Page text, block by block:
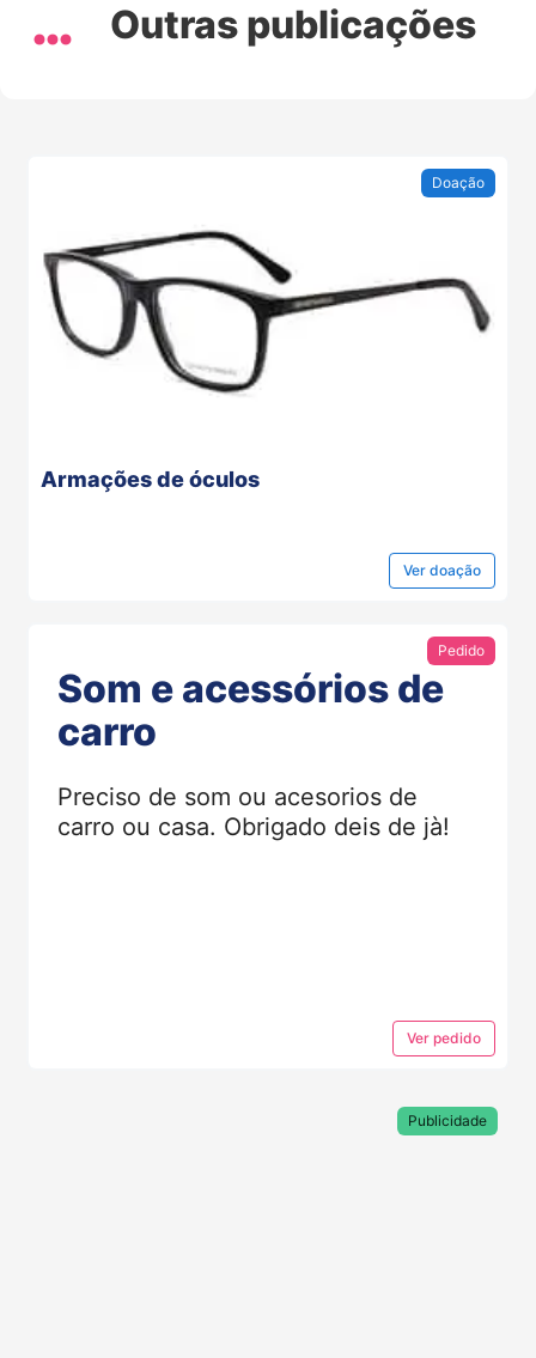
Outras publicações
Doação
Armações de óculos
Ver doação
Pedido
Som e acessórios de
carro
Preciso de som ou acesorios de
carro ou casa. Obrigado deis de jà!
Ver pedido
Publicidade